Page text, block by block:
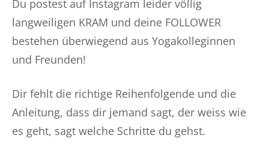
Du postest auf Instagram leider völlig
langweiligen KRAM und deine FOLLOWER
bestehen überwiegend aus Yogakolleginnen
und Freunden!
Dir fehlt die richtige Reihenfolgende und die
Anleitung, dass dir jemand sagt, der weiss wie
es geht, sagt welche Schritte du gehst.